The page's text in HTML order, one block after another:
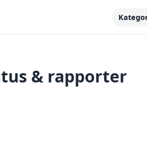
& rapporter